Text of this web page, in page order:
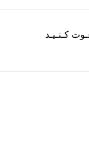
کـنـیـد